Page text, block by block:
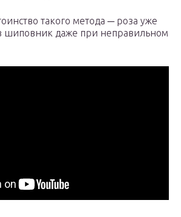
такого метода ─ роза уже
шиповник даже при неправильном